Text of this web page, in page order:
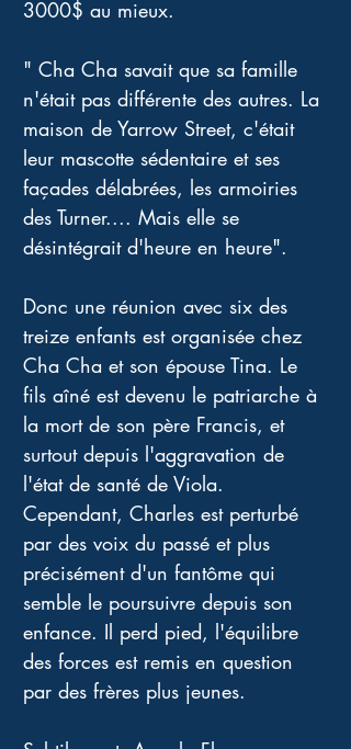
3000$ au mieux.
" Cha Cha savait que sa famille
n'était pas différente des autres. La
maison de Yarrow Street, c'était
leur mascotte sédentaire et ses
façades délabrées, les armoiries
des Turner.... Mais elle se
désintégrait d'heure en heure".
Donc une réunion avec six des
treize enfants est organisée chez
Cha Cha et son épouse Tina. Le
fils aîné est devenu le patriarche à
la mort de son père Francis, et
surtout depuis l'aggravation de
l'état de santé de Viola.
Cependant, Charles est perturbé
par des voix du passé et plus
précisément d'un fantôme qui
semble le poursuivre depuis son
enfance. Il perd pied, l'équilibre
des forces est remis en question
par des frères plus jeunes.